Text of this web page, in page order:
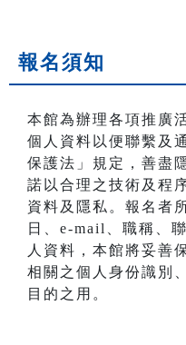
報名須知
本館為辦理各項推廣
個人資料以便聯繫及
保護法」規定，善盡
諾以合理之技術及程
資料及隱私。報名者
日、e-mail、職稱、
人資料，本館將妥善
相關之個人身份識別
目的之用。